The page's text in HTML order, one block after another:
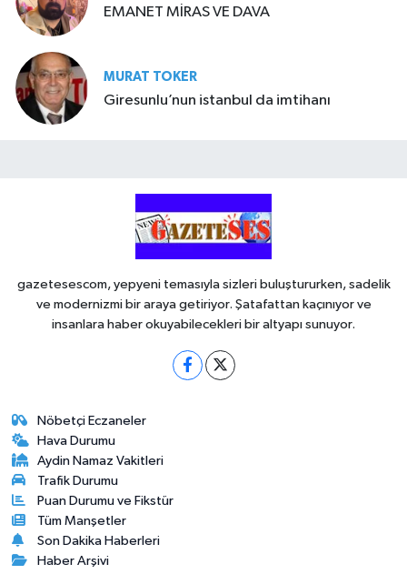
EMANET MİRAS VE DAVA
MURAT TOKER
Giresunlu’nun istanbul da imtihanı
gazetesescom, yepyeni temasıyla sizleri buluştururken, sadelik
ve modernizmi bir araya getiriyor. Şatafattan kaçınıyor ve
insanlara haber okuyabilecekleri bir altyapı sunuyor.
Nöbetçi Eczaneler
Hava Durumu
Aydin Namaz Vakitleri
Trafik Durumu
Puan Durumu ve Fikstür
Tüm Manşetler
Son Dakika Haberleri
Haber Arşivi